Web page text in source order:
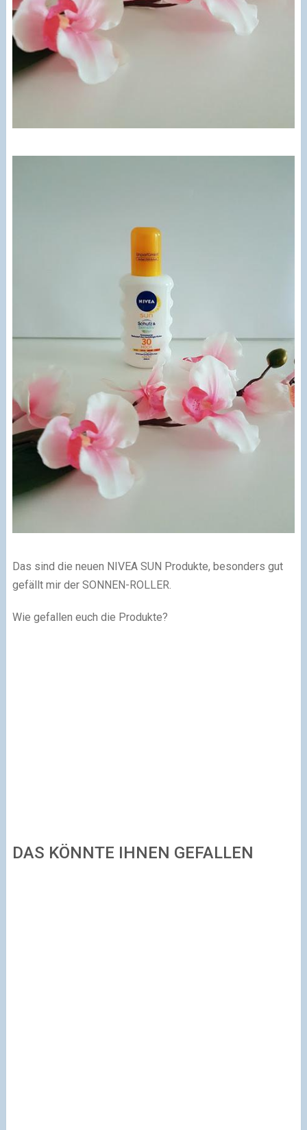
Das sind die neuen NIVEA SUN Produkte, besonders gut
gefällt mir der SONNEN-ROLLER.
Wie gefallen euch die Produkte?
DAS KÖNNTE IHNEN GEFALLEN